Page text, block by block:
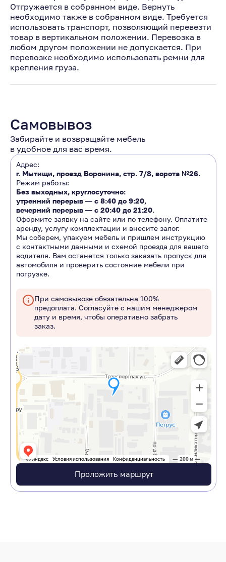
Отгружается в собранном виде. Вернуть
необходимо также в собранном виде. Требуется
использовать транспорт, позволяющий перевезти
товар в вертикальном положении. Перевозка в
любом другом положении не допускается. При
перевозке необходимо использовать ремни для
крепления груза.
Самовывоз
Забирайте и возвращайте мебель
в удобное для вас время.
Адрес:
г. Мытищи, проезд Воронина, стр. 7/8, ворота №26.
Режим работы:
Без выходных, круглосуточно:
утренний перерыв ― с 8:40 до 9:20,
вечерний перерыв ― с 20:40 до 21:20.
Оформите заявку на сайте или по телефону. Оплатите
аренду, услугу комплектации и внесите залог.
Мы соберем, упакуем мебель и пришлем инструкцию
с контактными данными и схемой проезда для вашего
водителя. Вам останется только заказать пропуск для
автомобиля и проверить состояние мебели при
погрузке.
При самовывозе обязательна 100%
предоплата. Согласуйте с нашим менеджером
дату и время, чтобы оперативно забрать
заказ.
Проложить маршрут